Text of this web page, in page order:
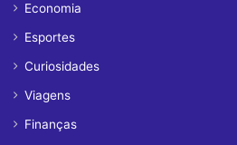
Economia
Esportes
Curiosidades
Viagens
Finanças